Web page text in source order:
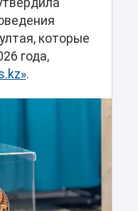
которые
года,
.